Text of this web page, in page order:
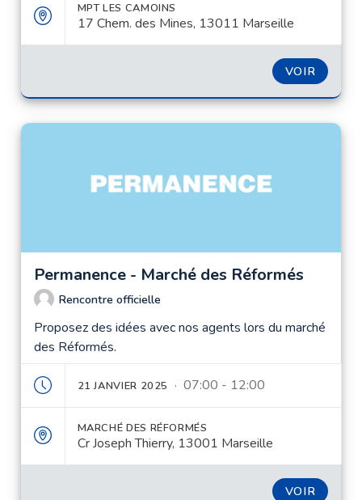
MPT LES CAMOINS
17 Chem. des Mines, 13011 Marseille
VOIR
Permanence - Marché des Réformés
Rencontre officielle
Proposez des idées avec nos agents lors du marché
des Réformés.
21 JANVIER 2025 · 07:00 - 12:00
MARCHÉ DES RÉFORMÉS
Cr Joseph Thierry, 13001 Marseille
VOIR